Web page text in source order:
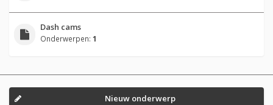
Dash cams
Onderwerpen: 1
Nieuw onderwerp